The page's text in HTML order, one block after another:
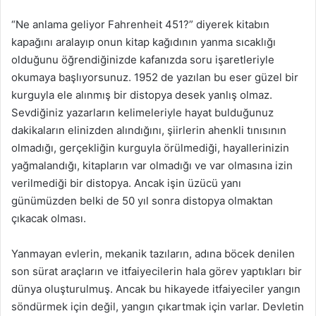
“Ne anlama geliyor Fahrenheit 451?” diyerek kitabın
kapağını aralayıp onun kitap kağıdının yanma sıcaklığı
olduğunu öğrendiğinizde kafanızda soru işaretleriyle
okumaya başlıyorsunuz. 1952 de yazılan bu eser güzel bir
kurguyla ele alınmış bir distopya desek yanlış olmaz.
Sevdiğiniz yazarların kelimeleriyle hayat bulduğunuz
dakikaların elinizden alındığını, şiirlerin ahenkli tınısının
olmadığı, gerçekliğin kurguyla örülmediği, hayallerinizin
yağmalandığı, kitapların var olmadığı ve var olmasına izin
verilmediği bir distopya. Ancak işin üzücü yanı
günümüzden belki de 50 yıl sonra distopya olmaktan
çıkacak olması.
Yanmayan evlerin, mekanik tazıların, adına böcek denilen
son sürat araçların ve itfaiyecilerin hala görev yaptıkları bir
dünya oluşturulmuş. Ancak bu hikayede itfaiyeciler yangın
söndürmek için değil, yangın çıkartmak için varlar. Devletin